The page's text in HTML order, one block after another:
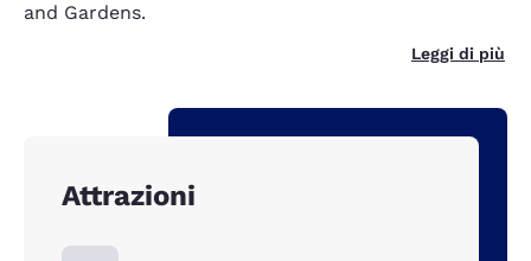
and Gardens.
Leggi di più
Attrazioni